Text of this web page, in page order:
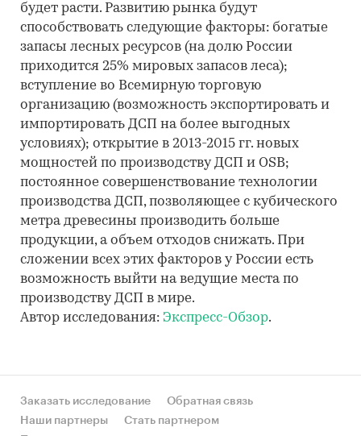
будет расти. Развитию рынка будут
способствовать следующие факторы: богатые
запасы лесных ресурсов (на долю России
приходится 25% мировых запасов леса);
вступление во Всемирную торговую
организацию (возможность экспортировать и
импортировать ДСП на более выгодных
условиях); открытие в 2013-2015 гг. новых
мощностей по производству ДСП и ОSB;
постоянное совершенствование технологии
производства ДСП, позволяющее с кубического
метра древесины производить больше
продукции, а объем отходов снижать. При
сложении всех этих факторов у России есть
возможность выйти на ведущие места по
производству ДСП в мире.
Автор исследования: Экспресс-Обзор.
Заказать исследование
Обратная связь
Наши партнеры
Стать партнером